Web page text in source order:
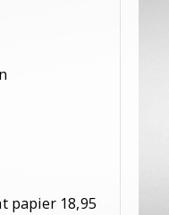
papier 18,95